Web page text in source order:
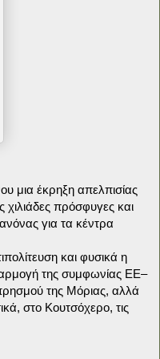
μια έκρηξη απελπισίας
πρόσφυγες και
για τα κέντρα
και φυσικά η
της συμφωνίας ΕΕ–
της Μόριας, αλλά
στο Κουτσόχερο, τις